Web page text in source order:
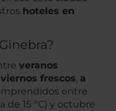
hoteles en
veranos
frescos, a
entre
15 ºC) y octubre